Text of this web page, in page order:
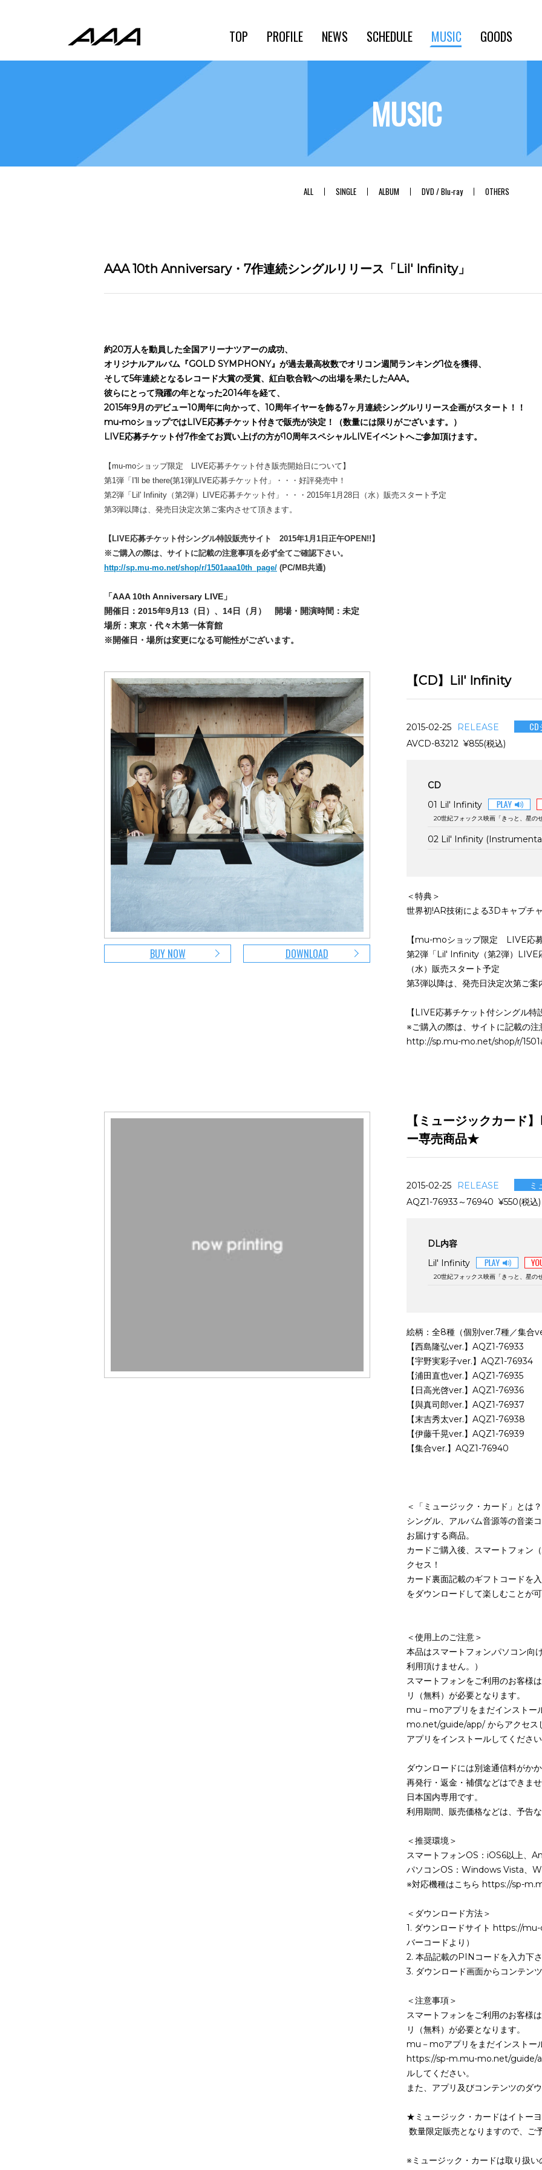
TOP PROFILE NEWS SCHEDULE MUSIC GOODS
MUSIC
ALL SINGLE ALBUM DVD / Blu-ray OTHERS
AAA 10th Anniversary・7作連続シングルリリース「Lil' Infinity」
約20万人を動員した全国アリーナツアーの成功、
オリジナルアルバム『GOLD SYMPHONY』が過去最高枚数でオリコン週間ランキング1位を獲得、
そして5年連続となるレコード大賞の受賞、紅白歌合戦への出場を果たしたAAA。
彼らにとって飛躍の年となった2014年を経て、
2015年9月のデビュー10周年に向かって、10周年イヤーを飾る7ヶ月連続シングルリリース企画がスタート！！
mu-moショップではLIVE応募チケット付きで販売が決定！（数量には限りがございます。）
LIVE応募チケット付7作全てお買い上げの方が10周年スペシャルLIVEイベントへご参加頂けます。
【mu-moショップ限定 LIVE応募チケット付き販売開始日について】
第1弾「I'll be there(第1弾)LIVE応募チケット付」・・・好評発売中！
第2弾「Lil' Infinity（第2弾）LIVE応募チケット付」・・・2015年1月28日（水）販売スタート予定
第3弾以降は、発売日決定次第ご案内させて頂きます。
【LIVE応募チケット付シングル特設販売サイト 2015年1月1日正午OPEN!!】
※ご購入の際は、サイトに記載の注意事項を必ず全てご確認下さい。
http://sp.mu-mo.net/shop/r/1501aaa10th_page/ (PC/MB共通)
「AAA 10th Anniversary LIVE」
開催日：2015年9月13（日）、14日（月） 開場・開演時間：未定
場所：東京・代々木第一体育館
※開催日・場所は変更になる可能性がございます。
BUY NOW DOWNLOAD
【CD】Lil' Infinity
2015-02-25 RELEASE
AVCD-83212 ¥855(税込)
CD
01 Lil' Infinity
20世紀フォックス映画「きっと、星の
02 Lil' Infinity
＜特典＞
世界初!AR技術による3Dキャプチ
【mu-moショップ限定 LIVE応募
第2弾「Lil' Infinity（第2弾）LIVE
（水）販売スタート予定
第3弾以降は、発売日決定次第ご案
【LIVE応募チケット付シングル
※ご購入の際は、サイトに記載の注
http://sp.mu-mo.net/shop/r/
【ミュージックカー
ー専売商品★
2015-02-25 RELEASE ミ
AQZ1-76933～76940 ¥550(税込)
DL内容
Lil' Infinity
20世紀フォックス映画「きっと、星の
絵柄：全8種（個別ver.7種／集合
【西島隆弘ver.】AQZ1-76933
【宇野実彩子ver.】AQZ1-76934
【浦田直也ver.】AQZ1-76935
【日高光啓ver.】AQZ1-76936
【與真司郎ver.】AQZ1-76937
【末吉秀太ver.】AQZ1-76938
【伊藤千晃ver.】AQZ1-76939
【集合ver.】AQZ1-76940
＜「ミュージック・カード」とは
シングル、アルバム音源等の音楽
お届けする商品。
カードご購入後、スマートフォン
クセス！
カード裏面記載のギフトコードを
をダウンロードして楽しむことが
＜使用上のご注意＞
本品はスマートフォン,パソコン向
利用頂けません。）
スマートフォンをご利用のお客様
リ（無料）が必要となります。
mu－moアプリをまだインスト
mo.net/guide/app/ からアクセス
アプリをインストールしてください
ダウンロードには別途通信料がかか
再発行・返金・補償などはできませ
日本国内専用です。
利用期間、販売価格などは、予告
＜推奨環境＞
スマートフォンOS：iOS6以上、
パソコンOS：Windows Vista、
※対応機種はこちら https://sp-
＜ダウンロード方法＞
1. ダウンロードサイト https://
バーコードより）
2. 本品記載のPINコードを入力下さ
3. ダウンロード画面からコンテン
＜注意事項＞
スマートフォンをご利用のお客様
リ（無料）が必要となります。
mu－moアプリをまだインストー
https://sp-m.mu-mo.net/guide/
ルしてください。
また、アプリ及びコンテンツのダ
★ミュージック・カードはイトー
数量限定販売となりますので、ご
※ミュージック・カードは取り扱い